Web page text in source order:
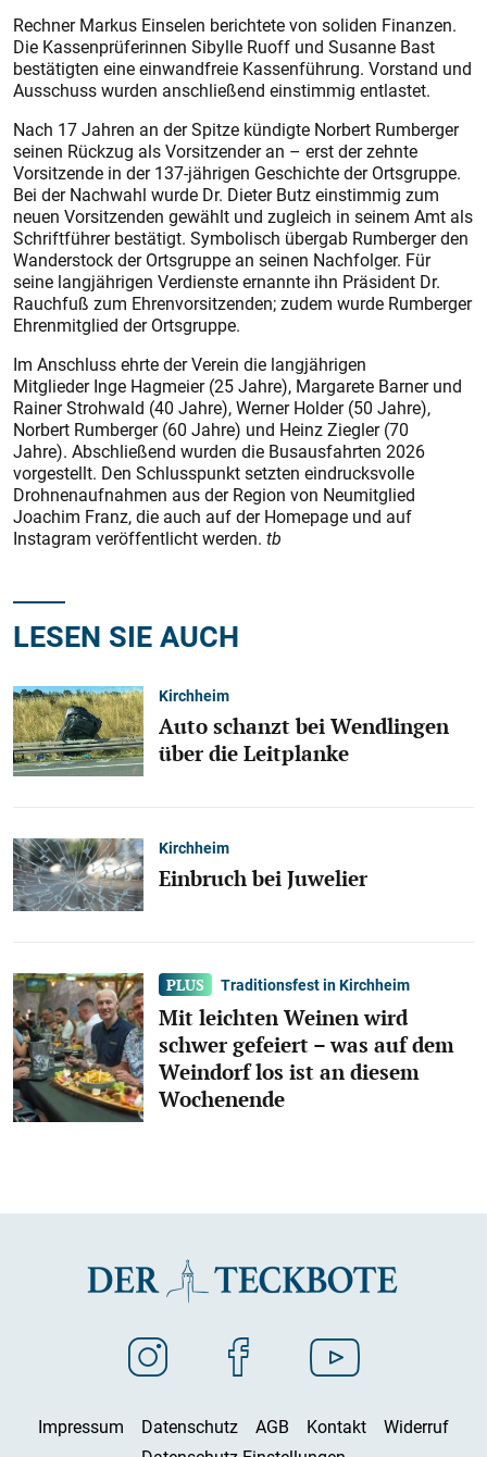
Rechner Markus Einselen berichtete von soliden Finanzen.
Die Kassenprüferinnen Sibylle Ruoff und Susanne Bast
bestätigten eine einwandfreie Kassenführung. Vorstand und
Ausschuss wurden anschließend einstimmig entlastet.
Nach 17 Jahren an der Spitze kündigte Norbert Rumberger
seinen Rückzug als Vorsitzender an – erst der zehnte
Vorsitzende in der 137-jährigen Geschichte der Ortsgruppe.
Bei der Nachwahl wurde Dr. Dieter Butz einstimmig zum
neuen Vorsitzenden gewählt und zugleich in seinem Amt als
Schriftführer bestätigt. Symbolisch übergab Rumberger den
Wanderstock der Ortsgruppe an seinen Nachfolger. Für
seine langjährigen Verdienste ernannte ihn Präsident Dr.
Rauchfuß zum Ehrenvorsitzenden; zudem wurde Rumberger
Ehrenmitglied der Ortsgruppe.
Im Anschluss ehrte der Verein die langjährigen
Mitglieder Inge Hagmeier (25 Jahre), Margarete Barner und
Rainer Strohwald (40 Jahre), Werner Holder (50 Jahre),
Norbert Rumberger (60 Jahre) und Heinz Ziegler (70
Jahre). Abschließend wurden die Busausfahrten 2026
vorgestellt. Den Schlusspunkt setzten eindrucksvolle
Drohnen­aufnahmen aus der Region von Neumitglied
Joachim Franz, die auch auf der Homepage und auf
Instagram veröffentlicht werden. tb
LESEN SIE AUCH
Kirchheim
Auto schanzt bei Wendlingen
über die Leitplanke
Kirchheim
Einbruch bei Juwelier
Traditionsfest in Kirchheim
Mit leichten Weinen wird
schwer gefeiert – was auf dem
Weindorf los ist an diesem
Wochenende
Impressum Datenschutz AGB Kontakt
Widerruf